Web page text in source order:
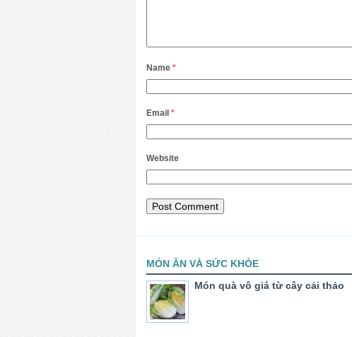
Name *
Email *
Website
MÓN ĂN VÀ SỨC KHỎE
Món quà vô giá từ cây cải thảo